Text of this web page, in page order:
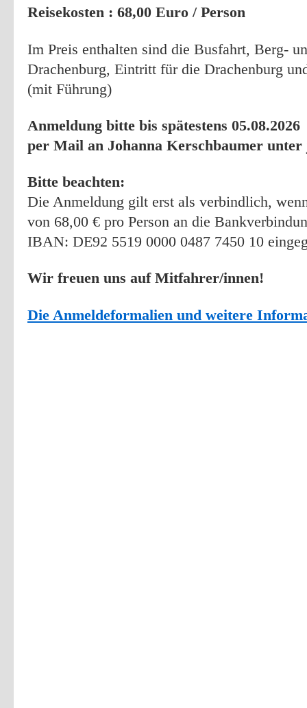
Reisekosten : 68,00 Euro / Person
Im Preis enthalten sind die Busfahrt, Berg-
Drachenburg, Eintritt für die Drachenburg
(mit Führung)
Anmeldung bitte bis spätestens 05.08.2026
per Mail an Johanna Kerschbaumer unter
Bitte beachten:
Die Anmeldung gilt erst als verbindlich,
von 68,00 € pro Person an die
IBAN: DE92 5519 0000 0487 7450 10
Wir freuen uns auf Mitfahrer/innen!
Die Anmeldeformalien und weitere